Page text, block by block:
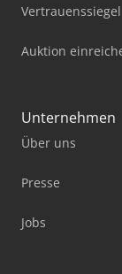
Vertrauenssiegel
Auktion
Unternehmen
Über uns
Presse
Jobs